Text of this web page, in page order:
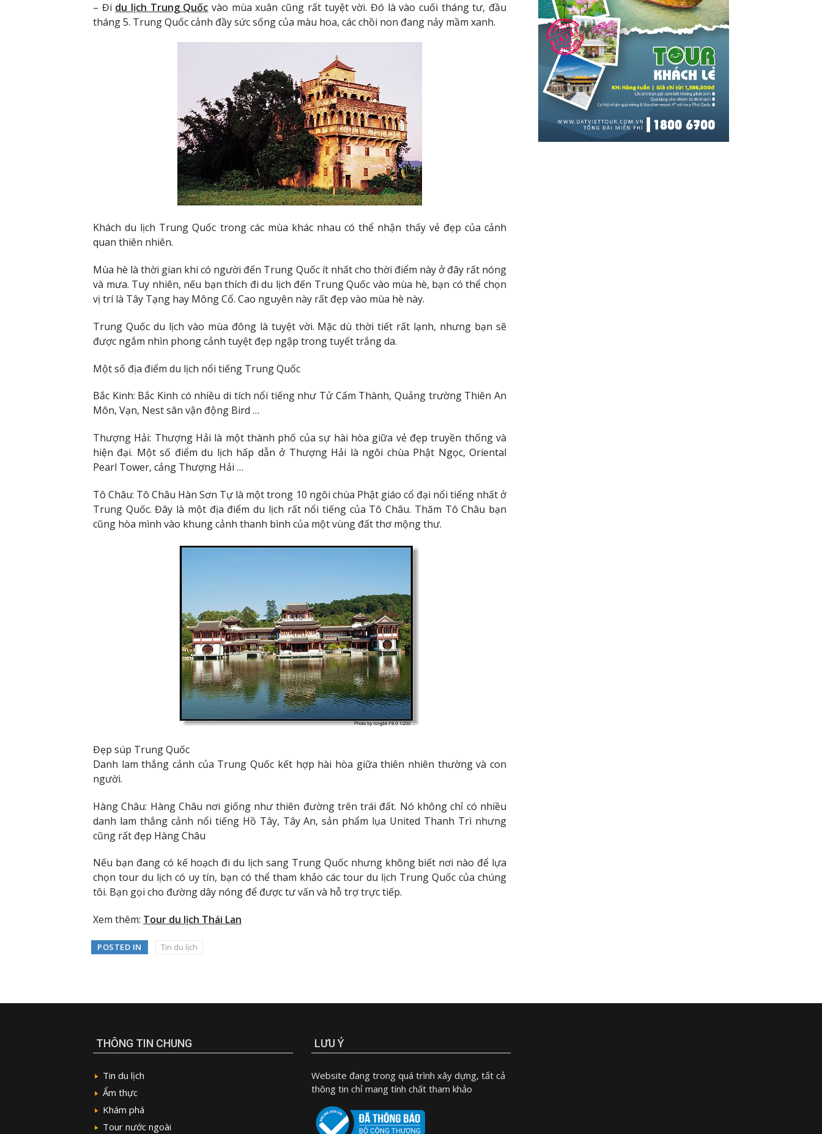
– Đi du lịch Trung Quốc vào mùa xuân cũng rất tuyệt vời. Đó là vào cuối tháng tư, đầu
tháng 5. Trung Quốc cảnh đầy sức sống của màu hoa, các chồi non đang nảy mầm xanh.
Khách du lịch Trung Quốc trong các mùa khác nhau có thể nhận thấy vẻ đẹp của cảnh
quan thiên nhiên.
Mùa hè là thời gian khi có người đến Trung Quốc ít nhất cho thời điểm này ở đây rất nóng
và mưa. Tuy nhiên, nếu bạn thích đi du lịch đến Trung Quốc vào mùa hè, bạn có thể chọn
vị trí là Tây Tạng hay Mông Cổ. Cao nguyên này rất đẹp vào mùa hè này.
Trung Quốc du lịch vào mùa đông là tuyệt vời. Mặc dù thời tiết rất lạnh, nhưng bạn sẽ
được ngắm nhìn phong cảnh tuyệt đẹp ngập trong tuyết trắng da.
Một số địa điểm du lịch nổi tiếng Trung Quốc
Bắc Kinh: Bắc Kinh có nhiều di tích nổi tiếng như Tử Cấm Thành, Quảng trường Thiên An
Môn, Vạn, Nest sân vận động Bird …
Thượng Hải: Thượng Hải là một thành phố của sự hài hòa giữa vẻ đẹp truyền thống và
hiện đại. Một số điểm du lịch hấp dẫn ở Thượng Hải là ngôi chùa Phật Ngọc, Oriental
Pearl Tower, cảng Thượng Hải …
Tô Châu: Tô Châu Hàn Sơn Tự là một trong 10 ngôi chùa Phật giáo cổ đại nổi tiếng nhất ở
Trung Quốc. Đây là một địa điểm du lịch rất nổi tiếng của Tô Châu. Thăm Tô Châu bạn
cũng hòa mình vào khung cảnh thanh bình của một vùng đất thơ mộng thư.
Đẹp súp Trung Quốc
Danh lam thắng cảnh của Trung Quốc kết hợp hài hòa giữa thiên nhiên thường và con
người.
Hàng Châu: Hàng Châu nơi giống như thiên đường trên trái đất. Nó không chỉ có nhiều
danh lam thắng cảnh nổi tiếng Hồ Tây, Tây An, sản phẩm lụa United Thanh Trì nhưng
cũng rất đẹp Hàng Châu
Nếu bạn đang có kế hoạch đi du lịch sang Trung Quốc nhưng không biết nơi nào để lựa
chọn tour du lịch có uy tín, bạn có thể tham khảo các tour du lịch Trung Quốc của chúng
tôi. Bạn gọi cho đường dây nóng để được tư vấn và hỗ trợ trực tiếp.
Xem thêm: Tour du lịch Thái Lan
POSTED IN Tin du lịch
THÔNG TIN CHUNG
Tin du lịch
Ẩm thực
Khám phá
Tour nước ngoài
LƯU Ý
Website đang trong quá trình xây dựng, tất cả
thông tin chỉ mang tính chất tham khảo